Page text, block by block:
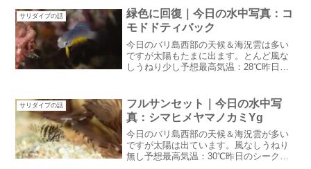
らずでスプリンクラ...
サリダイブの話
緑色に回復｜今日の水中写真：コ
モドドティバック
今日のバリ島西部の天候＆海況雲は多い
ですが太陽もたまに出ます。とんど風な
しうねり少し予想最高気温：28℃昨日の
つもよりも涼しい感じ緑色に回復昨日、
ゲスト皆様でムン...
サリダイブの話
フルサンセット｜今日の水中写
真：シマヒメヤマノカミYg
今日のバリ島西部の天候＆海況雲が多い
ですが太陽は出ています。風なしうねり
無し予想最高気温：30℃昨日のシークレ